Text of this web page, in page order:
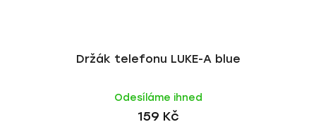
Držák telefonu LUKE-A blue
Odesíláme ihned
159 Kč